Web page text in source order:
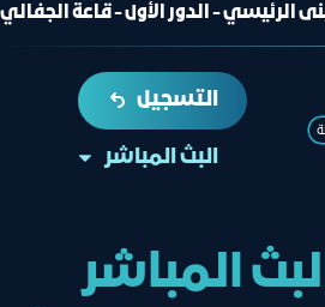
الرئيسي - الدور الأول - قاعة الجفالي
التسجيل
البث المباشر
المباشر